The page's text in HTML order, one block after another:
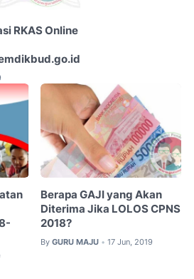
RKAS Online
Berapa GAJI yang Akan
Diterima Jika LOLOS CPNS
2018?
By GURU MAJU • 17 Jun, 2019